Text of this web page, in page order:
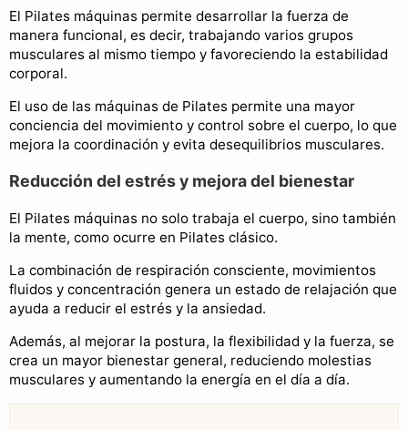
El Pilates máquinas permite desarrollar la fuerza de
manera funcional, es decir, trabajando varios grupos
musculares al mismo tiempo y favoreciendo la estabilidad
corporal.
El uso de las máquinas de Pilates permite una mayor
conciencia del movimiento y control sobre el cuerpo, lo que
mejora la coordinación y evita desequilibrios musculares.
Reducción del estrés y mejora del bienestar
El Pilates máquinas no solo trabaja el cuerpo, sino también
la mente, como ocurre en Pilates clásico.
La combinación de respiración consciente, movimientos
fluidos y concentración genera un estado de relajación que
ayuda a reducir el estrés y la ansiedad.
Además, al mejorar la postura, la flexibilidad y la fuerza, se
crea un mayor bienestar general, reduciendo molestias
musculares y aumentando la energía en el día a día.